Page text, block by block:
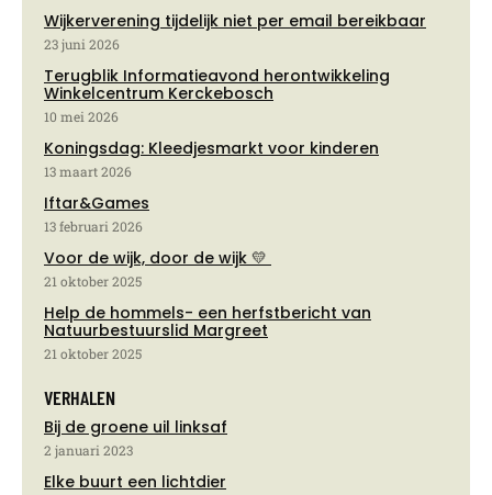
Wijkerverening tijdelijk niet per email bereikbaar
23 juni 2026
Terugblik Informatieavond herontwikkeling
Winkelcentrum Kerckebosch
10 mei 2026
Koningsdag: Kleedjesmarkt voor kinderen
13 maart 2026
Iftar&Games
13 februari 2026
Voor de wijk, door de wijk 💛
21 oktober 2025
Help de hommels- een herfstbericht van
Natuurbestuurslid Margreet
21 oktober 2025
VERHALEN
Bij de groene uil linksaf
2 januari 2023
Elke buurt een lichtdier